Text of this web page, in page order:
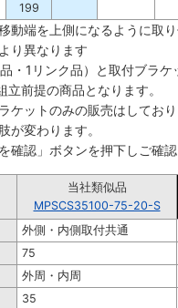
199
動端を上側になるように取
り異なります
・1リンク品）と取付ブラ
前提の商品となります。
ケットのみの販売はしてお
が変わります。
確認」ボタンを押下しご確
当社類似品
MPSCS35100-75-20-S
外側・内側取付共通
75
外周・内周
35